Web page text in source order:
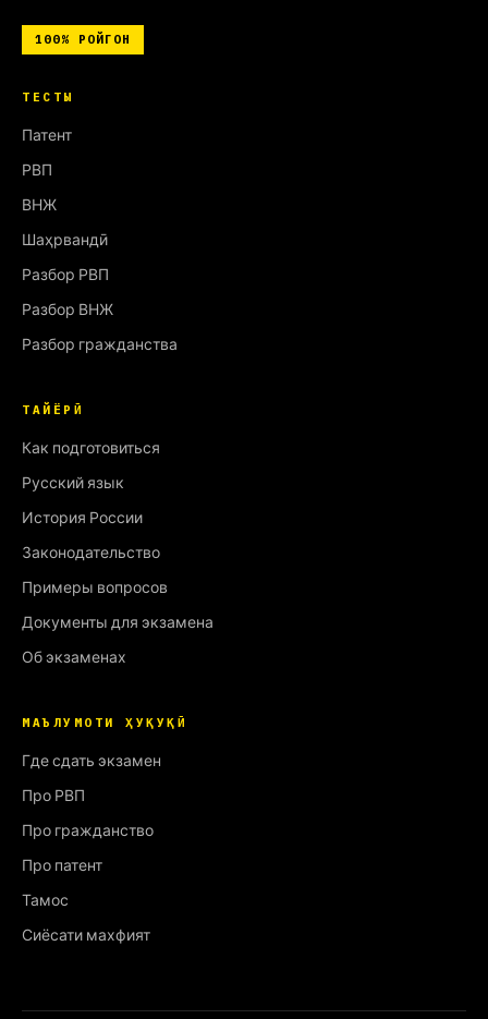
100% РОЙГОН
ТЕСТЫ
Патент
РВП
ВНЖ
Шаҳрвандӣ
Разбор РВП
Разбор ВНЖ
Разбор гражданства
ТАЙЁРӢ
Как подготовиться
Русский язык
История России
Законодательство
Примеры вопросов
Документы для экзамена
Об экзаменах
МАЪЛУМОТИ ҲУҚУҚӢ
Где сдать экзамен
Про РВП
Про гражданство
Про патент
Тамос
Сиёсати махфият